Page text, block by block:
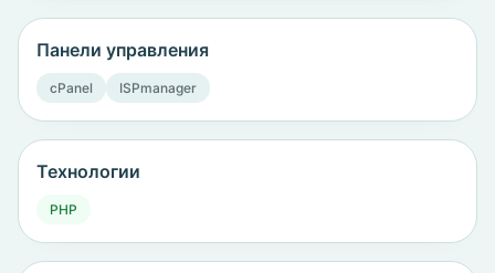
Панели управления
cPanel ISPmanager
Технологии
PHP